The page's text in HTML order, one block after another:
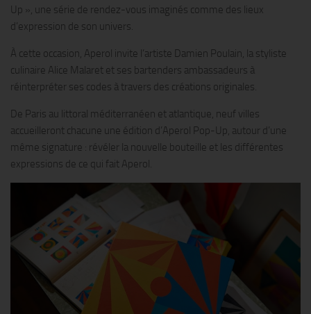
Up », une série de rendez-vous imaginés comme des lieux
d’expression de son univers.
À cette occasion, Aperol invite l’artiste Damien Poulain, la styliste
culinaire Alice Malaret et ses bartenders ambassadeurs à
réinterpréter ses codes à travers des créations originales.
De Paris au littoral méditerranéen et atlantique, neuf villes
accueilleront chacune une édition d’Aperol Pop-Up, autour d’une
même signature : révéler la nouvelle bouteille et les différentes
expressions de ce qui fait Aperol.